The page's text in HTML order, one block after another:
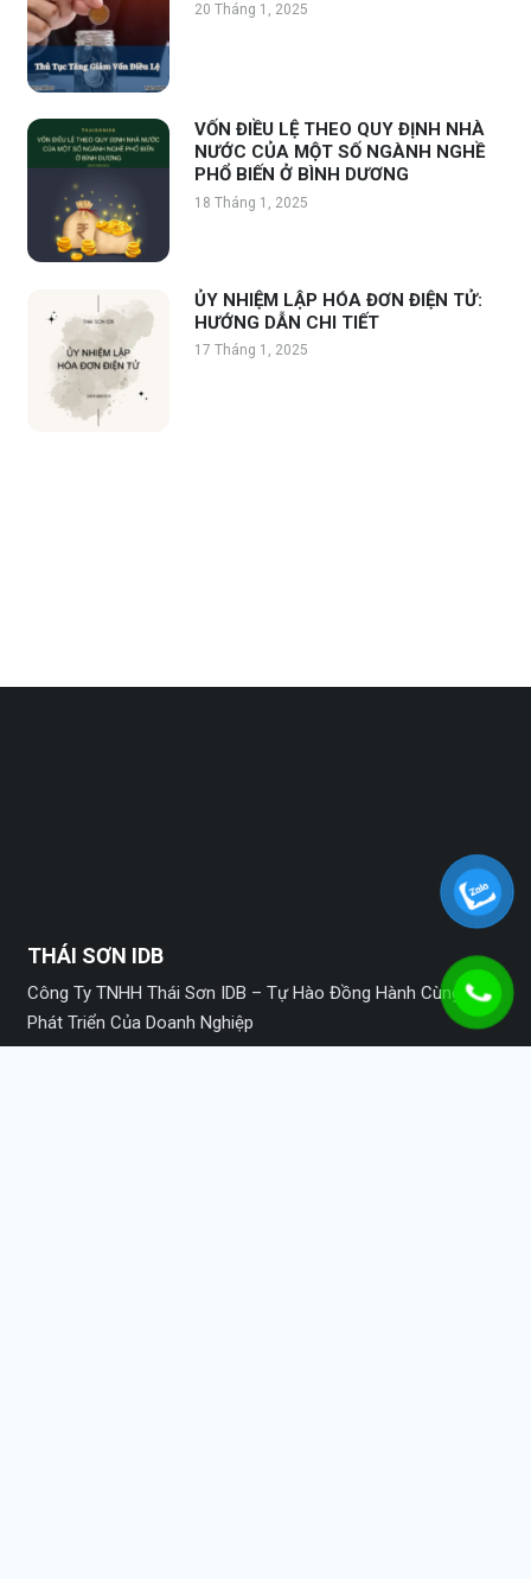
20 Tháng 1, 2025
VỐN ĐIỀU LỆ THEO QUY ĐỊNH NHÀ
NƯỚC CỦA MỘT SỐ NGÀNH NGHỀ
PHỔ BIẾN Ở BÌNH DƯƠNG
18 Tháng 1, 2025
ỦY NHIỆM LẬP HÓA ĐƠN ĐIỆN TỬ:
HƯỚNG DẪN CHI TIẾT
17 Tháng 1, 2025
THÁI SƠN IDB
Công Ty TNHH Thái Sơn IDB – Tự Hào Đồng Hành Cùng Sự
Phát Triển Của Doanh Nghiệp